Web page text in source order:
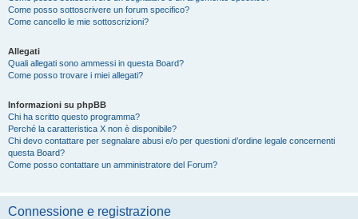
Come posso sottoscrivere un forum specifico?
Come cancello le mie sottoscrizioni?
Allegati
Quali allegati sono ammessi in questa Board?
Come posso trovare i miei allegati?
Informazioni su phpBB
Chi ha scritto questo programma?
Perché la caratteristica X non è disponibile?
Chi devo contattare per segnalare abusi e/o per questioni d’ordine legale concernenti
questa Board?
Come posso contattare un amministratore del Forum?
Connessione e registrazione